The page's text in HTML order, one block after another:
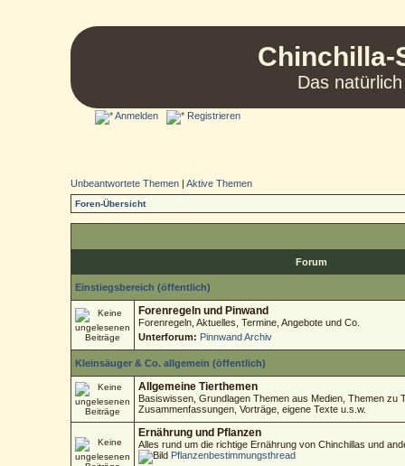
Chinchilla-
Das
Anmelden Registrieren
Unbeantwortete Themen |Aktive Themen
Foren-Übersicht
Forum
Einstiegsbereich (öffentlich)
Forenregeln und Pinwand
Forenregeln, Aktuelles, Termine, Angebote und Co.
Unterforum: Pinnwand Archiv
Kleinsäuger & Co. allgemein (öffentlich)
Allgemeine Tierthemen
Basiswissen, Grundlagen Themen aus Medien, Themen zu
Zusammenfassungen, Vorträge, eigene Texte u.s.w.
Ernährung und Pflanzen
Alles rund um die richtige Ernährung von Chinchillas und
Pflanzenbestimmungsthread